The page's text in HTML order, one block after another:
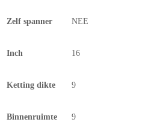
Zelf spanner NEE
Inch 16
Ketting dikte 9
Binnenruimte 9